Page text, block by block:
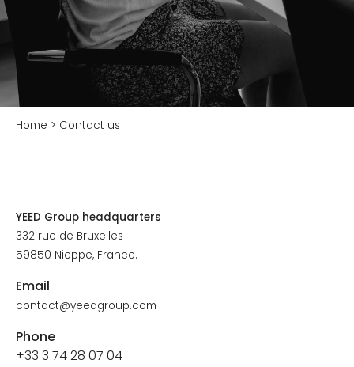
ABOUT US
What we do
Our production facility
Our CSR policy
PROFESSIONNAL
WHERE TO FIND US
Home > Contact us
YEED Group headquarters
332 rue de Bruxelles
59850 Nieppe, France.
Email
contact@yeedgroup.com
Phone
+33 3 74 28 07 04